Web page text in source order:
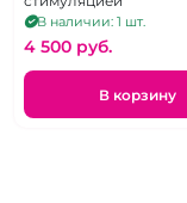
В наличии: 1 шт.
4 500 pуб.
В корзину